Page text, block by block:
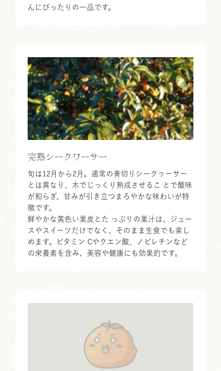
んにぴったりの一品です。
完熟シークワーサー
旬は12月から2月。通常の青切りシークヮーサー
とは異なり、木でじっくり熟成させるこ とで酸味
が和らぎ、甘みが引き立つまろやかな味わいが特
徴です。
鮮やかな黄色い果皮とた っぷりの果汁は、ジュー
スやスイーツだけでなく、そのまま生食でも楽し
めます。ビタミン Cやクエン酸、ノビレチンなど
の栄養素を含み、美容や健康にも効果的です。